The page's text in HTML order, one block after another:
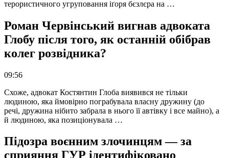
терористичного угруповання іґоря бєзлєра на …
Роман Червінський вигнав адвоката
Глобу після того, як останній обібрав
колег розвідника?
09:56
Схоже, адвокат Костянтин Глоба виявився не тільки
людиною, яка ймовірно пограбувала власну дружину (до
речі, дружина нібито забрала в нього її автівку і все майно), а
й людиною, яка позиціонувала …
Підозра воєнним злочинцям — за
сприяння ГУР ідентифіковано